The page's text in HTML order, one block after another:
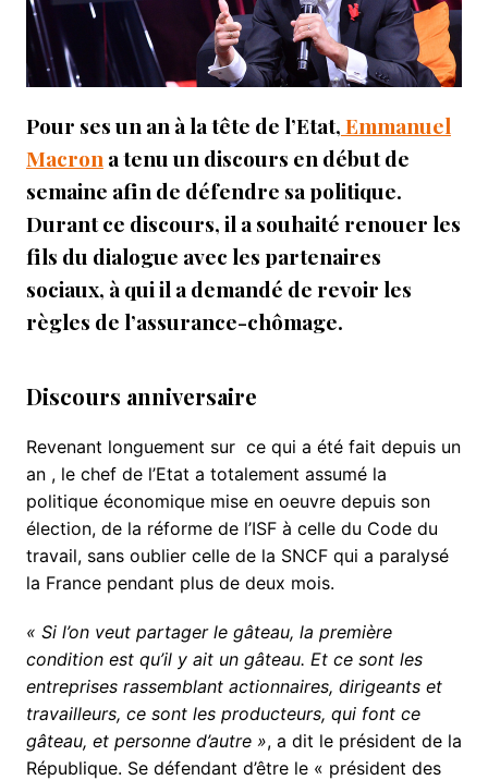
Pour ses un an à la tête de l’Etat,Emmanuel
Macron a tenu un discours en début de
semaine afin de défendre sa politique.
Durant ce discours, il a souhaité renouer les
fils du dialogue avec les partenaires
sociaux, à qui il a demandé de revoir les
règles de l’assurance-chômage.
Discours anniversaire
Revenant longuement sur ce qui a été fait depuis un
an , le chef de l’Etat a totalement assumé la
politique économique mise en oeuvre depuis son
élection, de la réforme de l’ISF à celle du Code du
travail, sans oublier celle de la SNCF qui a paralysé
la France pendant plus de deux mois.
« Si l’on veut partager le gâteau, la première
condition est qu’il y ait un gâteau. Et ce sont les
entreprises rassemblant actionnaires, dirigeants et
travailleurs, ce sont les producteurs, qui font ce
gâteau, et personne d’autre », a dit le président de la
République. Se défendant d’être le « président des